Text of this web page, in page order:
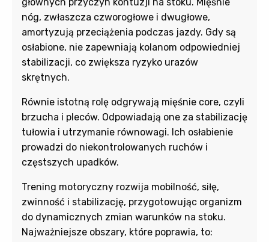
nóg, zwłaszcza czworogłowe i dwugłowe,
amortyzują przeciążenia podczas jazdy. Gdy są
osłabione, nie zapewniają kolanom odpowiedniej
stabilizacji, co zwiększa ryzyko urazów
skrętnych.
Równie istotną rolę odgrywają mięśnie core, czyli
brzucha i pleców. Odpowiadają one za stabilizację
tułowia i utrzymanie równowagi. Ich osłabienie
prowadzi do niekontrolowanych ruchów i
częstszych upadków.
Trening motoryczny rozwija mobilność, siłę,
zwinność i stabilizację, przygotowując organizm
do dynamicznych zmian warunków na stoku.
Najważniejsze obszary, które poprawia, to: